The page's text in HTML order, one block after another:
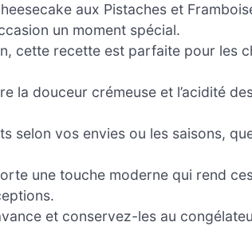
aux Pistaches et
un moment spécial.
cette recette est parfaite pour les
la douceur crémeuse et l’acidité
selon vos envies ou les saisons,
une touche moderne qui rend
et conservez-les au